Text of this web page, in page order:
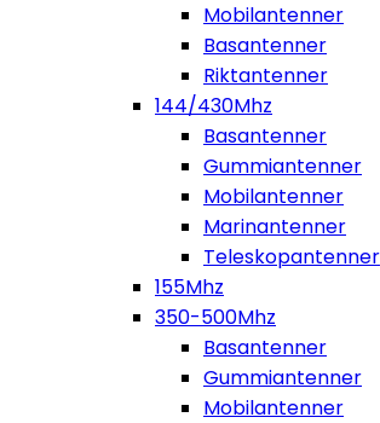
Mobilantenner
Basantenner
Riktantenner
144/430Mhz
Basantenner
Gummiantenner
Mobilantenner
Marinantenner
Teleskopantenner
155Mhz
350-500Mhz
Basantenner
Gummiantenner
Mobilantenner